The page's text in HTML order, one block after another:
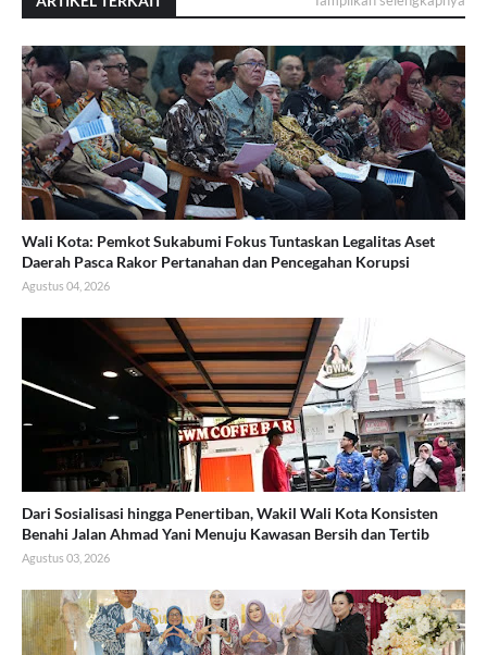
Wali Kota: Pemkot Sukabumi Fokus Tuntaskan Legalitas Aset
Daerah Pasca Rakor Pertanahan dan Pencegahan Korupsi
Agustus 04, 2026
Dari Sosialisasi hingga Penertiban, Wakil Wali Kota Konsisten
Benahi Jalan Ahmad Yani Menuju Kawasan Bersih dan Tertib
Agustus 03, 2026